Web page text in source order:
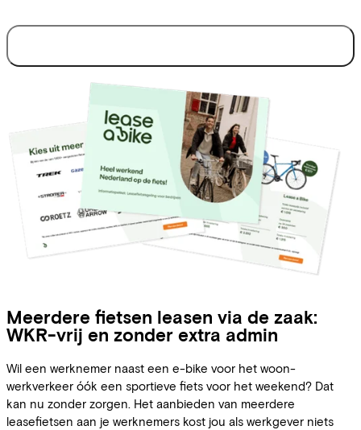
Meerdere fietsen leasen via de zaak:
WKR-vrij en zonder extra admin
Wil een werknemer naast een e-bike voor het woon-
werkverkeer óók een sportieve fiets voor het weekend? Dat
kan nu zonder zorgen. Het aanbieden van meerdere
leasefietsen aan je werknemers kost jou als werkgever niets